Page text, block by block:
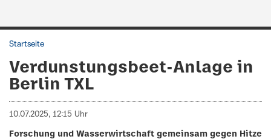
Startseite
Verdunstungsbeet-Anlage in
Berlin TXL
10.07.2025, 12:15 Uhr
Forschung und Wasserwirtschaft gemeinsam gegen Hitze